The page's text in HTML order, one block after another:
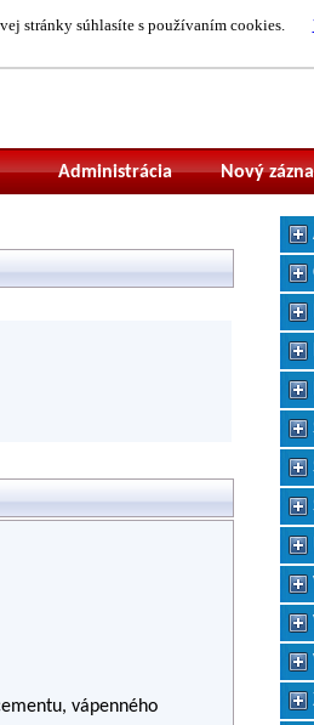
stránky súhlasíte s používaním cookies.
Nový
Administrácia
vápenného